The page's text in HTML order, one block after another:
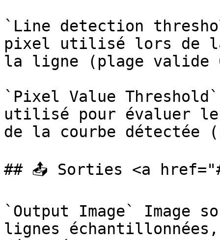
`Line detection
pixel utilisé lors de
la ligne (plage valide
`Pixel Value
utilisé pour évaluer
de la courbe détectée
## 📤 Sorties <a
`Output Image` Image
lignes